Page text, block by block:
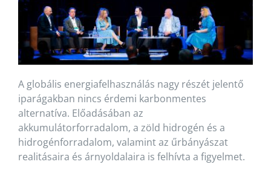
A globális energiafelhasználás nagy részét jelentő
iparágakban nincs érdemi karbonmentes
alternatíva. Előadásában az
akkumulátorforradalom, a zöld hidrogén és a
hidrogénforradalom, valamint az űrbányászat
realitásaira és árnyoldalaira is felhívta a figyelmet.